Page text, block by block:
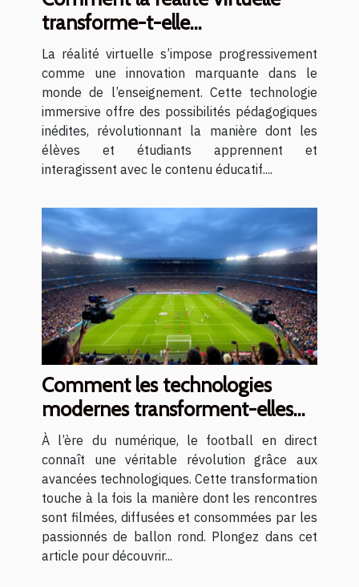
transforme-t-elle
l'enseignement ?
La réalité virtuelle s’impose progressivement
comme une innovation marquante dans le
monde de l’enseignement. Cette technologie
immersive offre des possibilités pédagogiques
inédites, révolutionnant la manière dont les
élèves et étudiants apprennent et
interagissent avec le contenu éducatif....
Comment les technologies
modernes transforment-elles
les diffusions de football en
direct ?
À l’ère du numérique, le football en direct
connaît une véritable révolution grâce aux
avancées technologiques. Cette transformation
touche à la fois la manière dont les rencontres
sont filmées, diffusées et consommées par les
passionnés de ballon rond. Plongez dans cet
article pour découvrir...